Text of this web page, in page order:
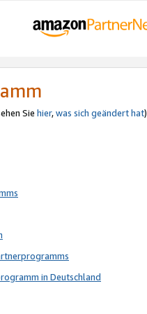
Sie hier,was sich geändert hat)
in Deutschland